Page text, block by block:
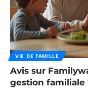
VIE DE FAMILLE
Avis sur
gestion familiale